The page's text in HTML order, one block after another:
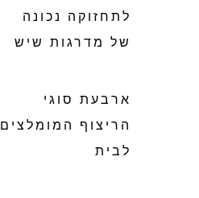
לתחזוקה נכונה
של מדרגות שיש
ארבעת סוגי
הריצוף המומלצים
לבית